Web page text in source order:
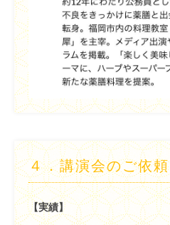
４．講演会のご依頼
【実績】